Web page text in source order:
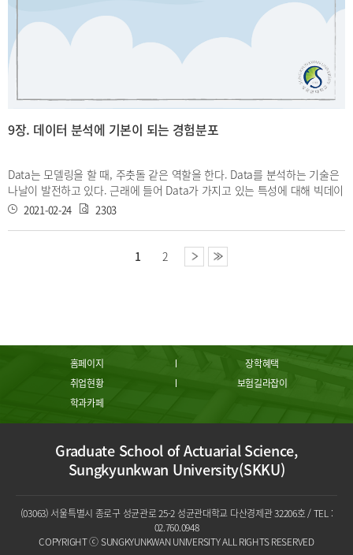
9장. 데이터 분석에 기본이 되는 경험분포
Data는 모델링을 할 때, 주춧돌 같은 역할을 한다. Data를 분석하는 기술은
나날이 발전하고 있다. 근래에 들어 Data가 가지고 있는 특성에 대해 빅데이
터 기법이 구현 가능한 시대가 도래했다. 따라서 보험사는 회귀분석으로는
하기엔 법적 요인, 사회적 인식과 같은 한계에 부딪힐 수 있다. 이 때는 경험
분포를 통해서 데이터를 분석하는 것이 최선의 방법일 것이다. 경험분포
2021-02-24 2303
1 2
홈페이지
장학혜택
취업현황
보험길라잡이
학과카페
Graduate School of Actuarial Science,
Sungkyunkwan University(SKKU)
(03063) 서울특별시 종로구 성균관로 25-2 성균관대학교 다산경제관 32206호 / TEL :
02.760.0948
COPYRIGHT ⓒ SUNGKYUNKWAN UNIVERSITY ALL RIGHTS RESERVED